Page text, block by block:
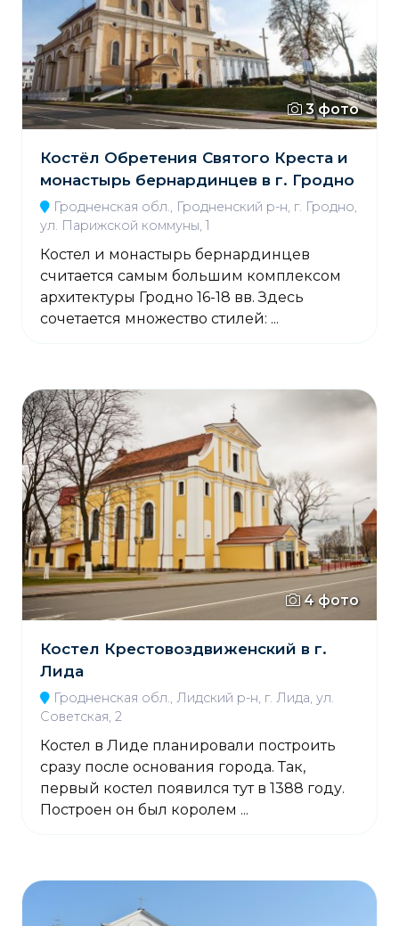
3 фото
Костёл Обретения Святого Креста и
монастырь бернардинцев в г. Гродно
Гродненская обл., Гродненский р-н, г. Гродно,
ул. Парижской коммуны, 1
Костел и монастырь бернардинцев
считается самым большим комплексом
архитектуры Гродно 16-18 вв. Здесь
сочетается множество стилей: ...
4 фото
Костел Крестовоздвиженский в г.
Лида
Гродненская обл., Лидский р-н, г. Лида, ул.
Советская, 2
Костел в Лиде планировали построить
сразу после основания города. Так,
первый костел появился тут в 1388 году.
Построен он был королем ...